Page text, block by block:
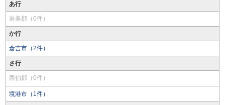
あ行
岩美郡（0件）
か行
倉吉市（2件）
さ行
西伯郡（0件）
境港市（1件）